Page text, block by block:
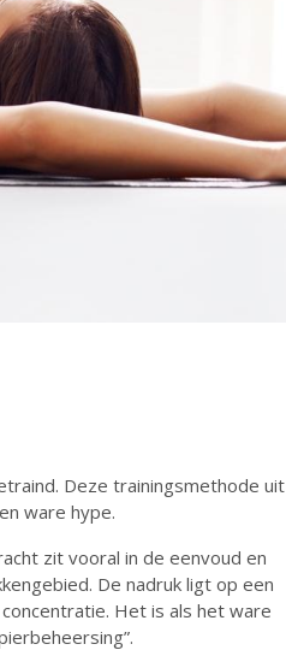
Deze trainingsmethode uit
ware hype.
zit vooral in de eenvoud en
De nadruk ligt op een
Het is als het ware